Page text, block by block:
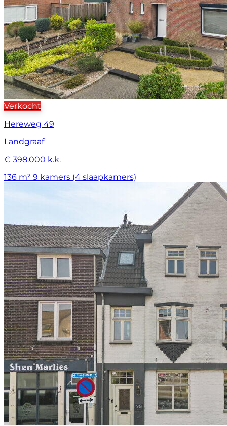
Verkocht
Hereweg 49
Landgraaf
€ 398.000 k.k.
136 m² 9 kamers (4 slaapkamers)